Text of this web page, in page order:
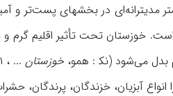
مدیترانه‌ای در بخشهای پست‌تر و
خوزستان تحت تأثیر اقلیم
بدل می‌شود (نک‍ : همو،خوزستان ... ، ۱ / ۱۲۵-۱۳۱؛ ثابتی، ۱۴۸، ۱۵۱، ۱۷۵-۱۹۰؛ امام، ۱۳، ۱۶۷- ۱۶۸).
آبزیان، خزندگان، پرندگان،